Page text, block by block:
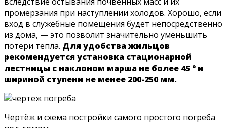
промерзания при наступлении холодов. Хорошо, если
вход в служебные помещения будет непосредственно
из дома, — это позволит значительно уменьшить
потери тепла. Для удобства жильцов
рекомендуется установка стационарной
лестницы с наклоном марша не более 45 ° и
шириной ступени не менее 200-250 мм.
Чертёж и схема постройки самого простого погреба